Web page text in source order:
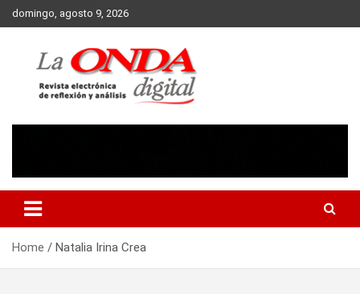
Skip
to
domingo, agosto 9, 2026
Home Natalia Irina Crea